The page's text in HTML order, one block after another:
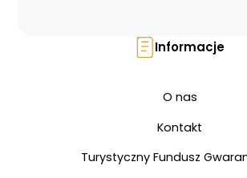
Informacje
O nas
Kontakt
Turystyczny Fundusz